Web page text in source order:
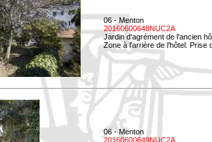
06 - Menton
20160600648NUC2A
Jardin d'agrément de l'ancien
Zone à l'arrière de l'hôtel. Prise
06 - Menton
20160600649NUC2A